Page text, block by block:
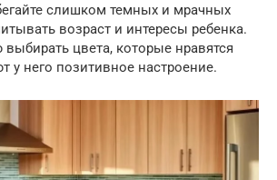
слишком темных и мрачных
возраст и интересы ребенка.
выбирать цвета, которые нравятся
у него позитивное настроение.